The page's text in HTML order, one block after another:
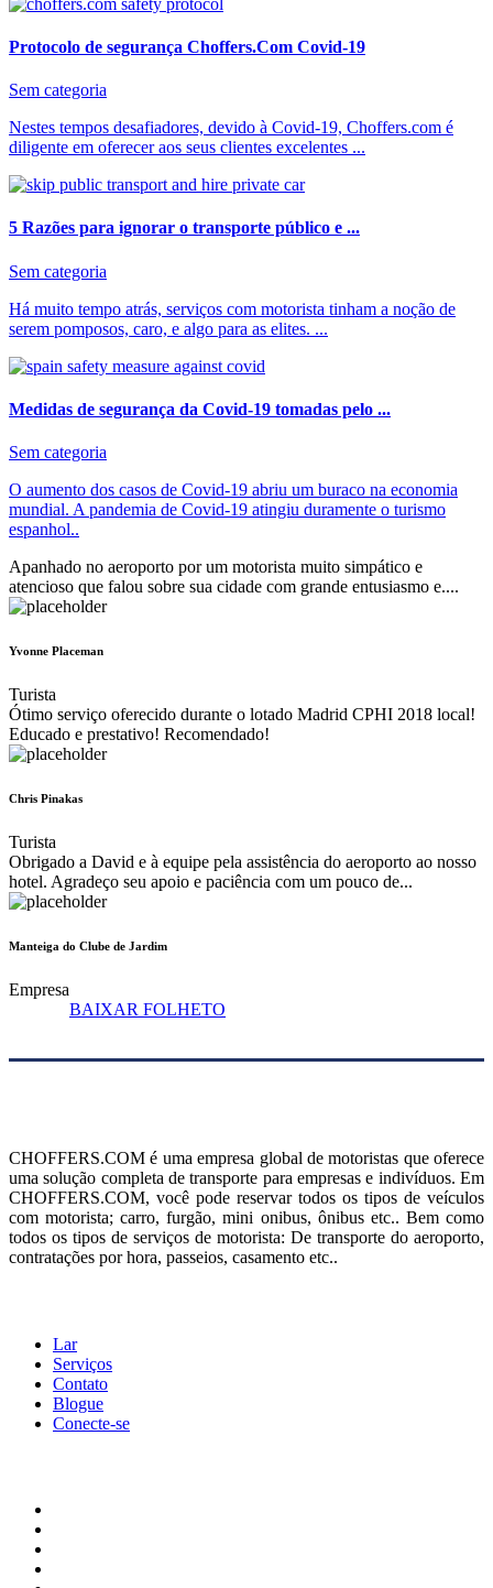
Protocolo de segurança Choffers.Com Covid-19
Sem categoria
Nestes tempos desafiadores, devido à Covid-19, Choffers.com é
diligente em oferecer aos seus clientes excelentes ...
5 Razões para ignorar o transporte público e ...
Sem categoria
Há muito tempo atrás, serviços com motorista tinham a noção de
serem pomposos, caro, e algo para as elites. ...
Medidas de segurança da Covid-19 tomadas pelo ...
Sem categoria
O aumento dos casos de Covid-19 abriu um buraco na economia
mundial. A pandemia de Covid-19 atingiu duramente o turismo
espanhol..
Apanhado no aeroporto por um motorista muito simpático e
atencioso que falou sobre sua cidade com grande entusiasmo e....
Yvonne Placeman
Turista
Ótimo serviço oferecido durante o lotado Madrid CPHI 2018 local!
Educado e prestativo! Recomendado!
Chris Pinakas
Turista
Obrigado a David e à equipe pela assistência do aeroporto ao nosso
hotel. Agradeço seu apoio e paciência com um pouco de...
Manteiga do Clube de Jardim
Empresa
BAIXAR FOLHETO
CHOFFERS.COM é uma empresa global de motoristas que oferece
uma solução completa de transporte para empresas e indivíduos. Em
CHOFFERS.COM, você pode reservar todos os tipos de veículos
com motorista; carro, furgão, mini onibus, ônibus etc.. Bem como
todos os tipos de serviços de motorista: De transporte do aeroporto,
contratações por hora, passeios, casamento etc..
Lar
Serviços
Contato
Blogue
Conecte-se